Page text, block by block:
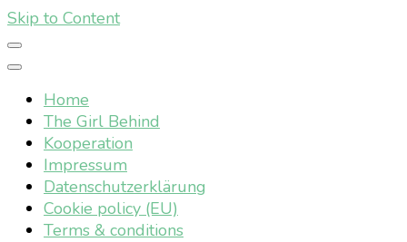
Skip to Content
Home
The Girl Behind
Kooperation
Impressum
Datenschutzerklärung
Cookie policy (EU)
Terms & conditions